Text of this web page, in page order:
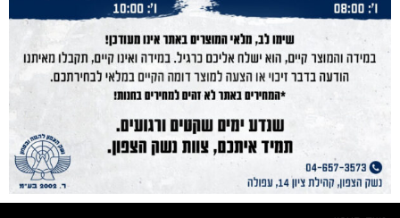
נייוט מהיר